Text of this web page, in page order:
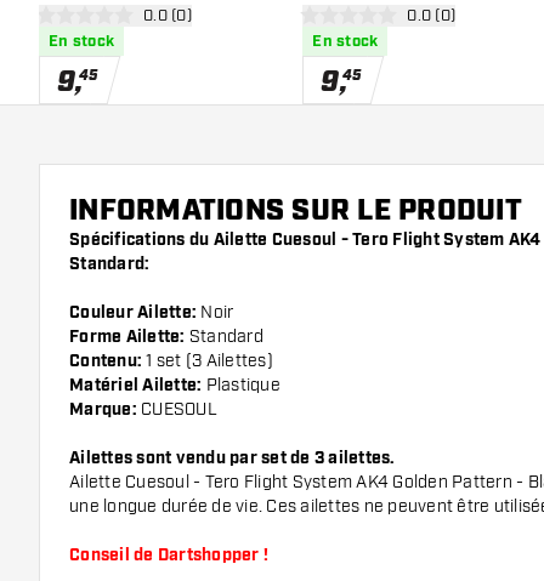
- Blue Standardouvrir le panneau des avis
0 étoiles de notation
0.0 (0)
En stock
9,45
- Red Standardouvrir le panneau
0 étoiles de notation
0.0 (0)
En stock
9,45
INFORMATIONS SUR LE PRODUIT
Spécifications du Ailette Cuesoul - Tero Flight System
Standard:
Couleur Ailette: Noir
Forme Ailette: Standard
Contenu: 1 set (3 Ailettes)
Matériel Ailette: Plastique
Marque: CUESOUL
Ailettes sont vendu par set de 3 ailettes.
Ailette Cuesoul - Tero Flight System AK4 Golden Pattern -
une longue durée de vie. Ces ailettes ne peuvent être
Conseil de Dartshopper !